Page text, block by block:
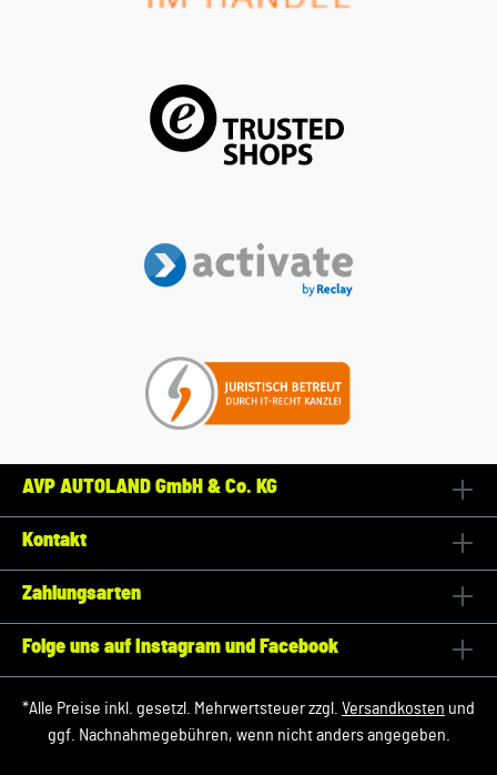
AVP AUTOLAND GmbH & Co. KG
Kontakt
Zahlungsarten
Folge uns auf Instagram und Facebook
*Alle Preise inkl. gesetzl. Mehrwertsteuer zzgl. Versandkosten und
ggf. Nachnahmegebühren, wenn nicht anders angegeben.